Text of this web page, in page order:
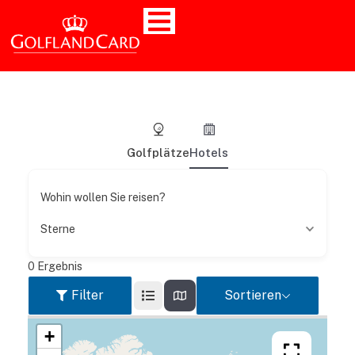
GolfplätzeHotels
Wohin wollen Sie reisen?
Sterne
0 Ergebnis
Filter Sortieren
+